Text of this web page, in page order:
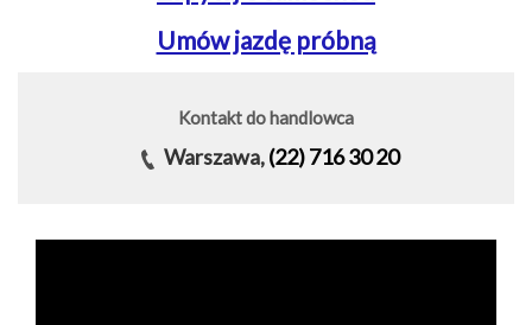
Umów jazdę próbną
Kontakt do handlowca
Warszawa,(22) 716 30 20